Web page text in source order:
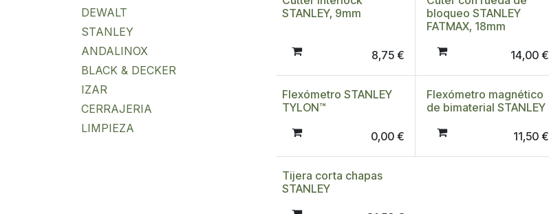
DEWALT
STANLEY
ANDALINOX
BLACK & DECKER
IZAR
CERRAJERIA
LIMPIEZA
STANLEY, 9mm
8,75 €
bloqueo STANLEY
FATMAX, 18mm
14,00 €
Flexómetro STANLEY
TYLON™
0,00 €
Flexómetro magnético
de bimaterial STANLEY
11,50 €
Tijera corta chapas
STANLEY